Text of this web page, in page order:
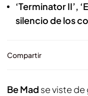
‘Terminator II’,
silencio de los
Compartir
Be Mad se viste de